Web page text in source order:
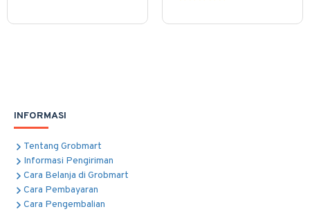
INFORMASI
Tentang Grobmart
Informasi Pengiriman
Cara Belanja di Grobmart
Cara Pembayaran
Cara Pengembalian